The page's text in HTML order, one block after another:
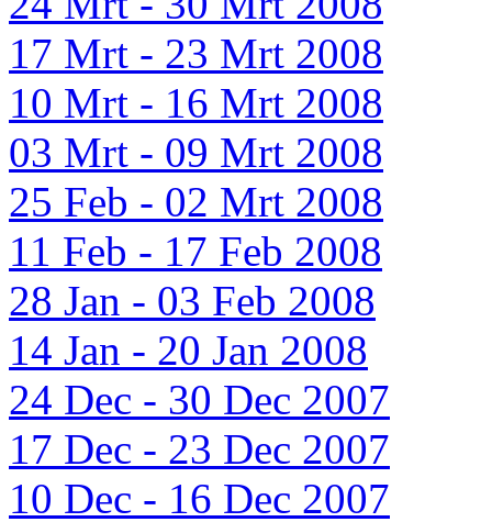
17 Mrt - 23 Mrt 2008
10 Mrt - 16 Mrt 2008
03 Mrt - 09 Mrt 2008
25 Feb - 02 Mrt 2008
11 Feb - 17 Feb 2008
28 Jan - 03 Feb 2008
14 Jan - 20 Jan 2008
24 Dec - 30 Dec 2007
17 Dec - 23 Dec 2007
10 Dec - 16 Dec 2007